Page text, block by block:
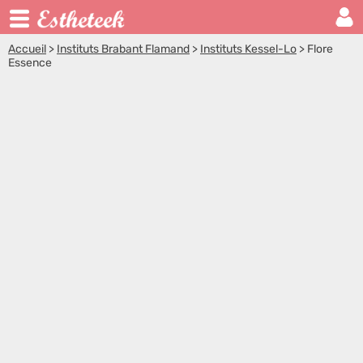
Accueil > Instituts Brabant Flamand > Instituts Kessel-Lo > Flore
Essence